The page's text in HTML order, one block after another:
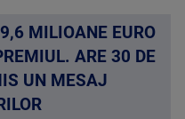
MILIOANE EURO
ARE 30 DE
UN MESAJ